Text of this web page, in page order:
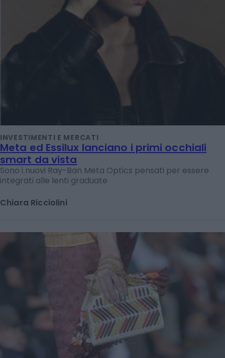
INVESTIMENTI E MERCATI
Meta ed Essilux lanciano i primi occhiali
smart da vista
Sono i nuovi Ray-Ban Meta Optics pensati per essere
integrati alle lenti graduate
Chiara Ricciolini